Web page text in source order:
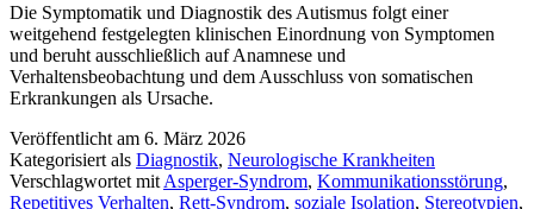
Die Symptomatik und Diagnostik des Autismus folgt einer
weitgehend festgelegten klinischen Einordnung von Symptomen
und beruht ausschließlich auf Anamnese und
Verhaltensbeobachtung und dem Ausschluss von somatischen
Erkrankungen als Ursache.
Veröffentlicht am 6. März 2026
Kategorisiert als Diagnostik, Neurologische Krankheiten
Verschlagwortet mit Asperger-Syndrom, Kommunikationsstörung,
Repetitives Verhalten, Rett-Syndrom, soziale Isolation, Stereotypien,